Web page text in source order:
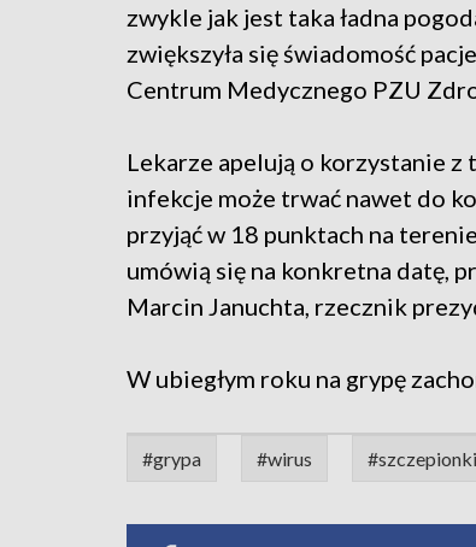
zwykle jak jest taka ładna
zwiększyła się świadomość
Centrum Medycznego PZU
Lekarze apelują o korzystanie z
infekcje może trwać nawet do
przyjąć w 18 punktach na
umówią się na konkretna datę,
Marcin Januchta, rzecznik
W ubiegłym roku na grypę
#grypa #wirus #szczepionki